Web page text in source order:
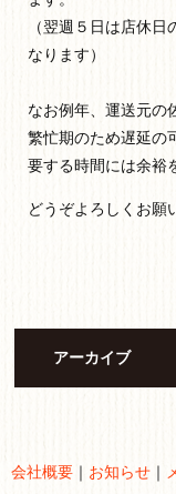
（翌週５日は店休
なります）
なお例年、運送元の
繁忙期のため遅延の
要する時間には余裕
どうぞよろしくお願
アーカイブ
会社概要 ｜ お知らせ ｜